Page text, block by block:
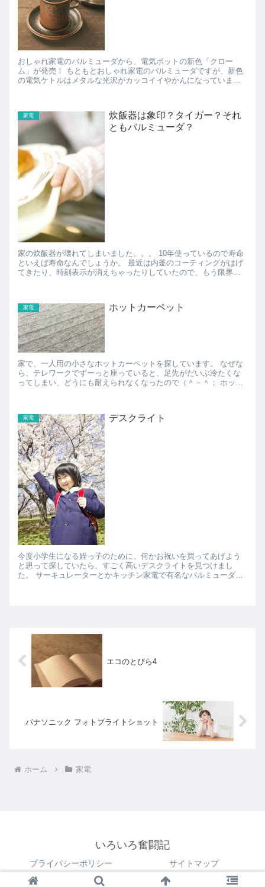
おしゃれ家電のバルミューダから、電気ポットの新色「クロー
ム」が発売！ もともとおしゃれ家電のバルミューダですが、新色
の電気ケトルはメタルな光沢がカッコイイやかんになっていま
家電
炊飯器は象印？タイガー？それ
ともバルミューダ？
家の炊飯器が壊れてしまいました。。。 10年使っているので寿命
といえば寿命なんでしょうか。 最近は内釜のコーティングがはげ
てきたり、時刻表示が消えちゃったりしていたので、もう限界か
家電 ホットカーペット
家で、一人用の小さなホットカーペットを探しています。 なぜな
ら、テレワークでずーっと座っていると、足先がだいぶ冷たくな
ってしまい、どうにも耐えられなくなったので（＾－＾； ホット
家電 デスクライト
今度小学生になる姪っ子のために、何かお祝いを買ってあげよう
と思って探していたら、すごく高いデスクライトを見つけまし
た。 サーキュレーターとかキッチン家電で有名なバルミューダが
エコのとびら4
パナソニック フォトブライトショット
ホーム 家電
いろいろ奮闘記
プライバシーポリシー サイトマップ
© 2018 いろいろ奮闘記.